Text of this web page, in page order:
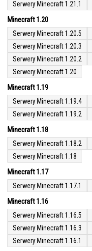
Serwery Minecraft 1.21.1
Minecraft 1.20
Serwery Minecraft 1.20.5
Serwery Minecraft 1.20.3
Serwery Minecraft 1.20.2
Serwery Minecraft 1.20
Minecraft 1.19
Serwery Minecraft 1.19.4
Serwery Minecraft 1.19.2
Minecraft 1.18
Serwery Minecraft 1.18.2
Serwery Minecraft 1.18
Minecraft 1.17
Serwery Minecraft 1.17.1
Minecraft 1.16
Serwery Minecraft 1.16.5
Serwery Minecraft 1.16.3
Serwery Minecraft 1.16.1